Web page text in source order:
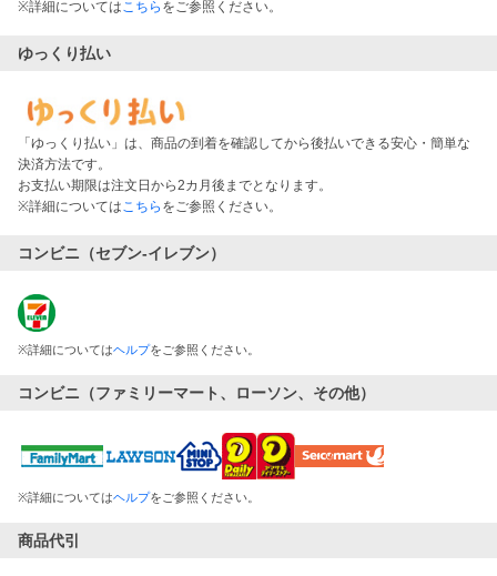
※詳細については こちら をご参照ください。
ゆっくり払い
「ゆっくり払い」は、商品の到着を確認してから後払いできる安心・簡単な
決済方法です。
お支払い期限は注文日から2カ月後までとなります。
※詳細については こちら をご参照ください。
コンビニ（セブン-イレブン）
※詳細についてはヘルプをご参照ください。
コンビニ（ファミリーマート、ローソン、その他）
※詳細についてはヘルプをご参照ください。
商品代引